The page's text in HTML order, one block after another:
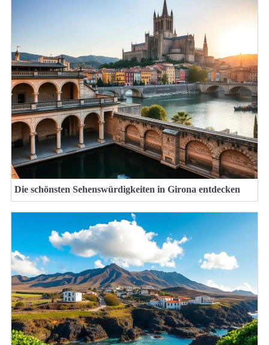
Die schönsten Sehenswürdigkeiten in Girona entdecken